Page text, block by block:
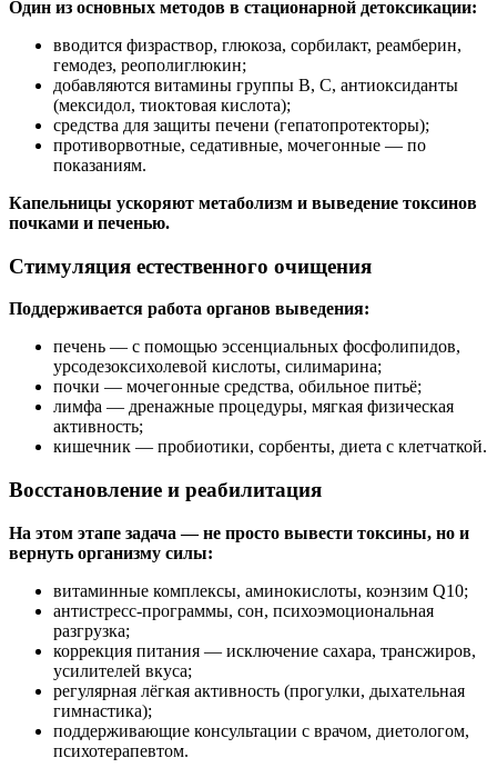
Один из основных методов в стационарной детоксикации:
вводится физраствор, глюкоза, сорбилакт, реамберин,
гемодез, реополиглюкин;
добавляются витамины группы B, C, антиоксиданты
(мексидол, тиоктовая кислота);
средства для защиты печени (гепатопротекторы);
противорвотные, седативные, мочегонные — по
показаниям.
Капельницы ускоряют метаболизм и выведение токсинов
почками и печенью.
Стимуляция естественного очищения
Поддерживается работа органов выведения:
печень — с помощью эссенциальных фосфолипидов,
урсодезоксихолевой кислоты, силимарина;
почки — мочегонные средства, обильное питьё;
лимфа — дренажные процедуры, мягкая физическая
активность;
кишечник — пробиотики, сорбенты, диета с клетчаткой.
Восстановление и реабилитация
На этом этапе задача — не просто вывести токсины, но и
вернуть организму силы:
витаминные комплексы, аминокислоты, коэнзим Q10;
антистресс-программы, сон, психоэмоциональная
разгрузка;
коррекция питания — исключение сахара, трансжиров,
усилителей вкуса;
регулярная лёгкая активность (прогулки, дыхательная
гимнастика);
поддерживающие консультации с врачом, диетологом,
психотерапевтом.